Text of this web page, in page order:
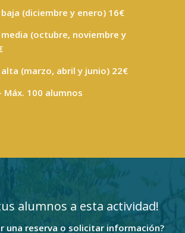
(diciembre y enero) 16€
(octubre, noviembre y
(marzo, abril y junio) 22€
Máx. 100 alumnos
alumnos a esta actividad!
una reserva o solicitar información?